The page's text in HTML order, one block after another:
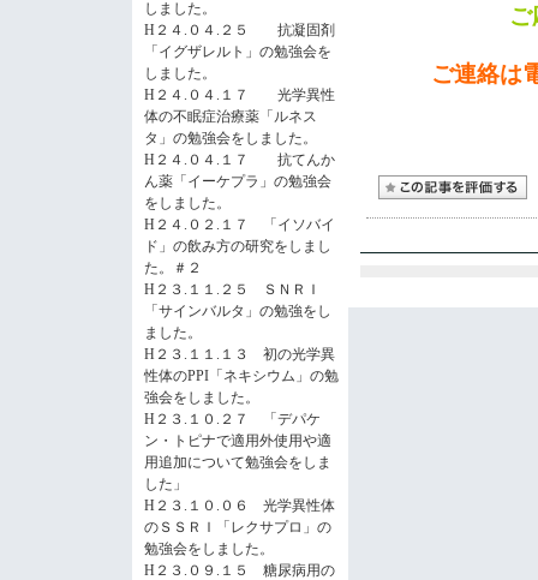
しました。
H２４.０４.２５ 抗凝固剤
「イグザレルト」の勉強会を
しました。
H２４.０４.１７ 光学異性
体の不眠症治療薬「ルネス
タ」の勉強会をしました。
H２４.０４.１７ 抗てんか
ん薬「イーケプラ」の勉強会
をしました。
H２４.０２.１７ 「イソバイ
ド」の飲み方の研究をしまし
た。＃２
H２３.１１.２５ ＳＮＲＩ
「サインバルタ」の勉強をし
ました。
H２３.１１.１３ 初の光学異
性体のPPI「ネキシウム」の勉
強会をしました。
H２３.１０.２７ 「デパケ
ン・トピナで適用外使用や適
用追加について勉強会をしま
した」
H２３.１０.０６ 光学異性体
のＳＳＲＩ「レクサプロ」の
勉強会をしました。
H２３.０９.１５ 糖尿病用の
ご連絡は